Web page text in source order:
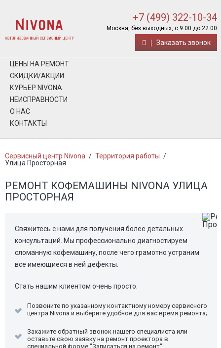
+7 (499) 322-10-34
Москва, без выходных, с 9:00 до 22:00
Заказать звонок
ЦЕНЫ НА РЕМОНТ
СКИДКИ/АКЦИИ
КУРЬЕР NIVONA
НЕИСПРАВНОСТИ
О НАС
КОНТАКТЫ
Сервисный центр Nivona / Территория работы /
Улица Просторная
РЕМОНТ КОФЕМАШИНЫ NIVONA УЛИЦА
ПРОСТОРНАЯ
Свяжитесь с нами для получения более детальных
консультаций. Мы профессионально диагностируем
сломанную кофемашину, после чего грамотно устраним
все имеющиеся в ней дефекты.
Стать нашим клиентом очень просто:
Позвоните по указанному контактному номеру сервисного
центра Nivona и выберите удобное для вас время ремонта;
Закажите обратный звонок нашего специалиста или
оставьте свою заявку на ремонт проектора в
специальной форме "Записаться на ремонт"